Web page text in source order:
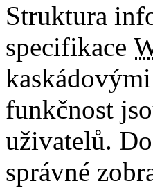
Struktura
specifikace
funkčnost
uživatelů.
správné